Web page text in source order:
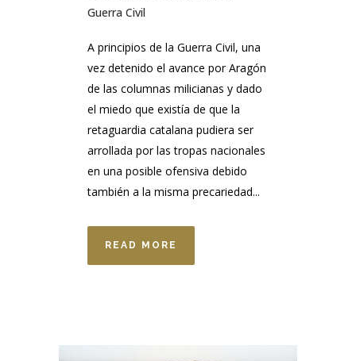
Guerra Civil
A principios de la Guerra Civil, una
vez detenido el avance por Aragón
de las columnas milicianas y dado
el miedo que existía de que la
retaguardia catalana pudiera ser
arrollada por las tropas nacionales
en una posible ofensiva debido
también a la misma precariedad...
READ MORE